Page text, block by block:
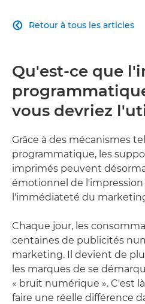
Retour à tous les articles

Qu'est-ce que
vous devriez
Grâce à des mécanismes
programmatique, les
imprimés peuvent
émotionnel de l'impression
l'immédiateté du
Chaque jour, les
centaines de publicités
marketing. Il devient de
les marques de se
« bruit numérique ». C'est
faire une réelle différence